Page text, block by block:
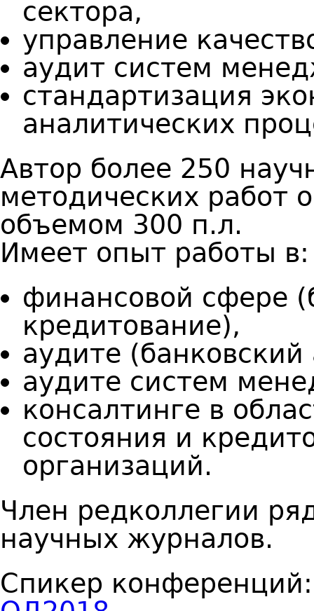
сектора,
управление
аудит систем
стандартизация
аналитических
Автор более 250
методических работ
объемом 300 п.л.
Имеет опыт работы в:
финансовой сфере
кредитование),
аудите (банковский
аудите систем
консалтинге в
состояния и
организаций.
Член редколлегии
научных журналов.
Спикер